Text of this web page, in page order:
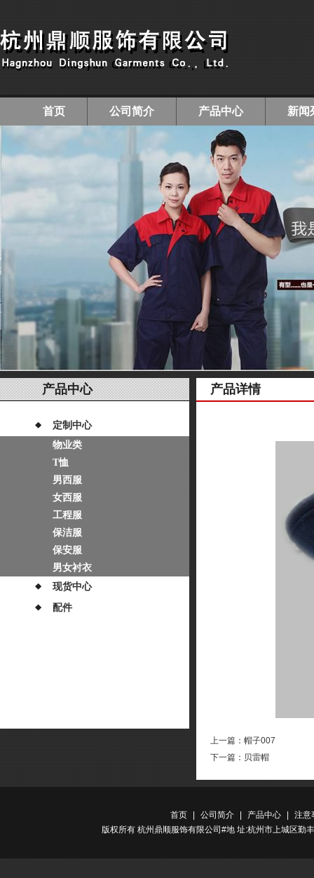
首页 公司简介 产品中心 新闻
产品中心
定制中心
物业类
T恤
男西服
女西服
工程服
保洁服
保安服
男女衬衣
现货中心
配件
产品详情
上一篇： 帽子007
下一篇： 贝雷帽
首页 公司简介 产品中心
注意
版权所有 杭州鼎顺服饰有限公司#地 址:杭州市上城区